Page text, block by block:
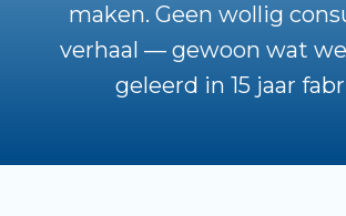
maken. Geen wollig
verhaal — gewoon wat
geleerd in 15 jaar